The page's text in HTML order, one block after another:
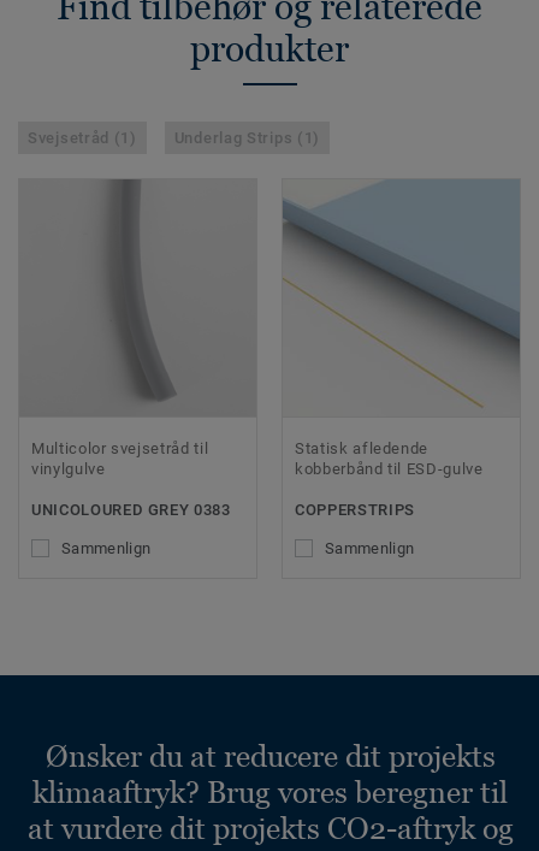
produkter
Svejsetråd (1) Underlag Strips (1)
Multicolor svejsetråd til
vinylgulve
UNICOLOURED GREY 0383
Sammenlign
Statisk afledende
kobberbånd til ESD-gulve
COPPERSTRIPS
Sammenlign
Ønsker du at reducere dit projekts
klimaaftryk? Brug vores beregner til
at vurdere dit projekts CO2-aftryk og